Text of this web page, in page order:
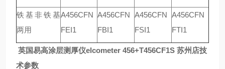
铁基非铁基
两用
A456CFN
FEI1
A456CFN
FBI1
A456CFN
FSI1
A456CFN
FTI1
英国易高涂层测厚仪elcometer 456+T456CF1S 苏州店技
术参数